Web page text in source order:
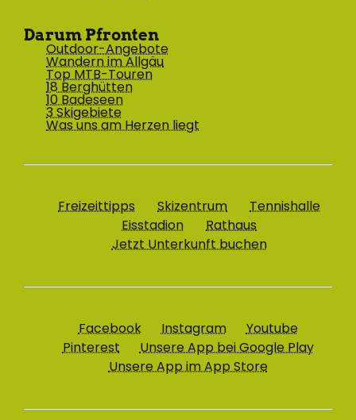
Darum Pfronten
Outdoor-Angebote
Wandern im Allgäu
Top MTB-Touren
18 Berghütten
10 Badeseen
3 Skigebiete
Was uns am Herzen liegt
Freizeittipps Skizentrum
Tennishalle
Eisstadion
Rathaus
Jetzt Unterkunft buchen
Facebook Instagram
Youtube
Pinterest
Unsere App bei Google Play
Unsere App im App Store